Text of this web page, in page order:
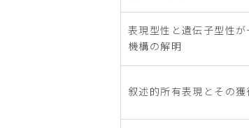
表現型性と遺伝子型性
機構の解明
叙述的所有表現とその